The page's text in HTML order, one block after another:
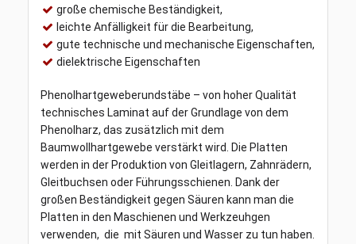
große chemische Beständigkeit,
leichte Anfälligkeit für die Bearbeitung,
gute technische und mechanische Eigenschaften,
dielektrische Eigenschaften
Phenolhartgeweberundstäbe – von hoher Qualität
technisches Laminat auf der Grundlage von dem
Phenolharz, das zusätzlich mit dem
Baumwollhartgewebe verstärkt wird. Die Platten
werden in der Produktion von Gleitlagern, Zahnrädern,
Gleitbuchsen oder Führungsschienen. Dank der
großen Beständigkeit gegen Säuren kann man die
Platten in den Maschienen und Werkzeuhgen
verwenden, die mit Säuren und Wasser zu tun haben.